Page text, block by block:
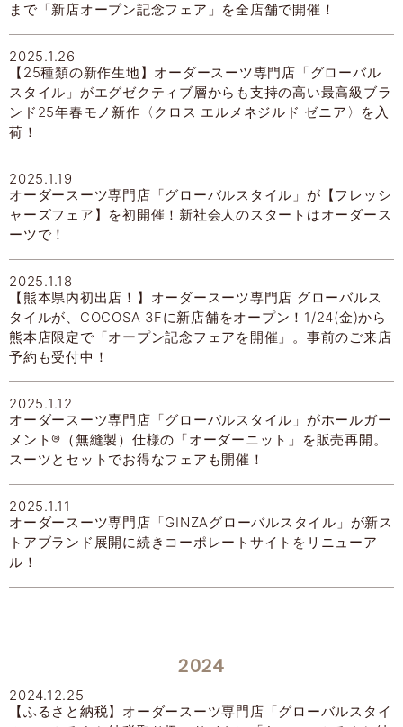
まで「新店オープン記念フェア」を全店舗で開催！
2025.1.26
【25種類の新作生地】オーダースーツ専門店「グローバル
スタイル」がエグゼクティブ層からも支持の高い最高級ブラ
ンド25年春モノ新作〈クロス エルメネジルド ゼニア〉を入
荷！
2025.1.19
オーダースーツ専門店「グローバルスタイル」が【フレッシ
ャーズフェア】を初開催！新社会人のスタートはオーダース
ーツで！
2025.1.18
【熊本県内初出店！】オーダースーツ専門店 グローバルス
タイルが、COCOSA 3Fに新店舗をオープン！1/24(金)から
熊本店限定で「オープン記念フェアを開催」。事前のご来店
予約も受付中！
2025.1.12
オーダースーツ専門店「グローバルスタイル」がホールガー
メント®（無縫製）仕様の「オーダーニット」を販売再開。
スーツとセットでお得なフェアも開催！
2025.1.11
オーダースーツ専門店「GINZAグローバルスタイル」が新ス
トアブランド展開に続きコーポレートサイトをリニューア
ル！
2024
2024.12.25
【ふるさと納税】オーダースーツ専門店「グローバルスタイ